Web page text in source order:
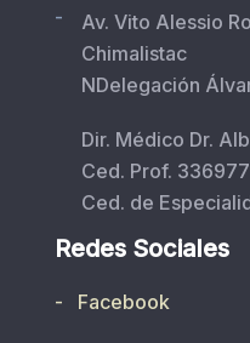
-
Av. Vito Alessio
Chimalistac
NDelegación
Dir. Médico Dr.
Ced. Prof.
Ced. de
Redes Sociales
- Facebook